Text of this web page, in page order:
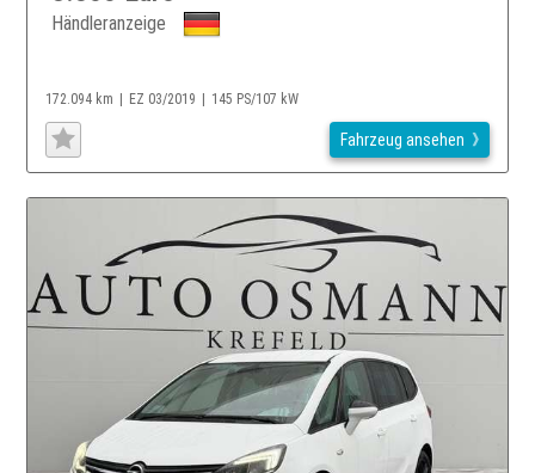
Händleranzeige
172.094 km EZ 03/2019 145 PS/107 kW
Fahrzeug ansehen